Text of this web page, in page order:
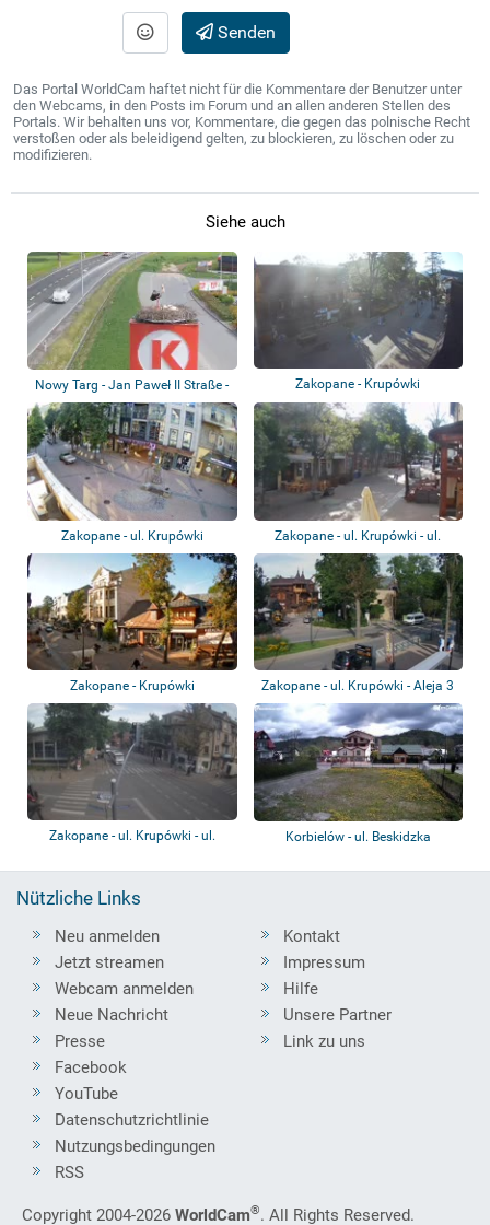
Senden
Das Portal WorldCam haftet nicht für die Kommentare der Benutzer unter
den Webcams, in den Posts im Forum und an allen anderen Stellen des
Portals. Wir behalten uns vor, Kommentare, die gegen das polnische Recht
verstoßen oder als beleidigend gelten, zu blockieren, zu löschen oder zu
modifizieren.
Siehe auch
Nowy Targ - Jan Paweł II Straße -
Störch...
Zakopane - Krupówki
Zakopane - ul. Krupówki
Zakopane - ul. Krupówki - ul.
Generała A...
Zakopane - Krupówki
Zakopane - ul. Krupówki - Aleja 3
Maja
Zakopane - ul. Krupówki - ul.
Korbielów - ul. Beskidzka
Nützliche Links
Neu anmelden
Jetzt streamen
Webcam anmelden
Neue Nachricht
Presse
Kontakt
Impressum
Hilfe
Unsere Partner
Link zu uns
Facebook
YouTube
Datenschutzrichtlinie
Nutzungsbedingungen
RSS
Copyright 2004-2026 WorldCam®. All Rights Reserved.